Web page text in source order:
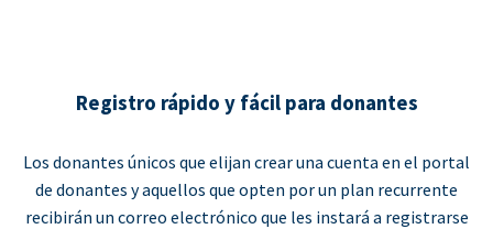
Registro rápido y fácil para donantes
Los donantes únicos que elijan crear una cuenta en el portal
de donantes y aquellos que opten por un plan recurrente
recibirán un correo electrónico que les instará a registrarse